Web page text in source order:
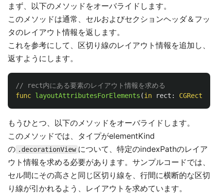
まず、以下のメソッドをオーバライドします。
このメソッドは通常、セルおよびセクションヘッダ＆フッ
タのレイアウト情報を返します。
これを参考にして、区切り線のレイアウト情報を追加し、
返すようにします。
// rect内にある要素のレイアウト情報を求める
func layoutAttributesForElements (in rect : CGRect
もうひとつ、以下のメソッドをオーバライドします。
このメソッドでは、タイプがelementKind
の .decorationView について、特定のindexPathのレイア
ウト情報を求める必要があります。サンプルコードでは、
セル間にその高さと同じ区切り線を、行間に横断的な区切
り線が引かれるよう、レイアウトを求めています。